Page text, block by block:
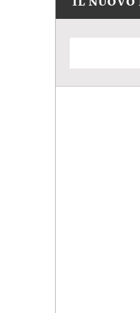
IL NUOVO